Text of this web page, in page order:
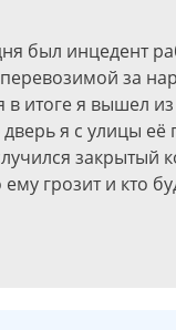
был инцедент
за
в итоге я вышел
я с улицы
закрытый
грозит и кто